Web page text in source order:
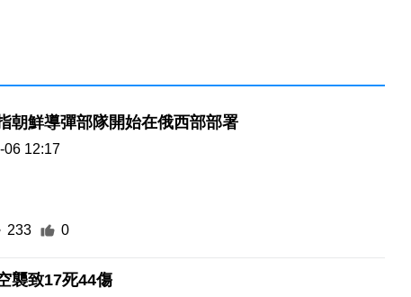
朝鮮導彈部隊開始在俄西部部署
06 12:17
233 0
襲致17死44傷